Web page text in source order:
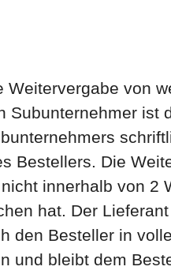
Weitervergabe von
Subunternehmer ist
Bestellers. Die
innerhalb von 2
hat. Der
den Besteller in
und bleibt dem